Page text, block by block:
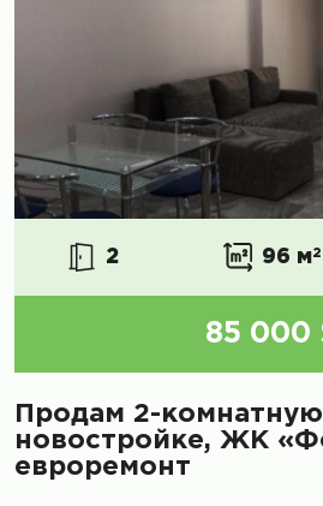
2 96 м2
85 000
Продам 2-
новостройке, ЖК
евроремонт